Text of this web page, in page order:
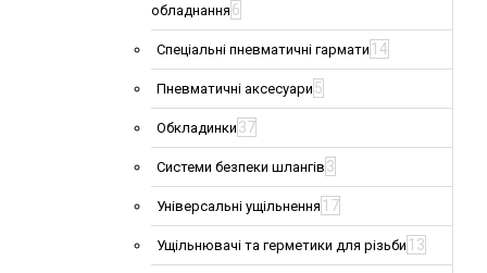
обладнання 6
Спеціальні пневматичні гармати 14
Пневматичні аксесуари 5
Обкладинки 37
Системи безпеки шлангів 3
Універсальні ущільнення 17
Ущільнювачі та герметики для різьби 13